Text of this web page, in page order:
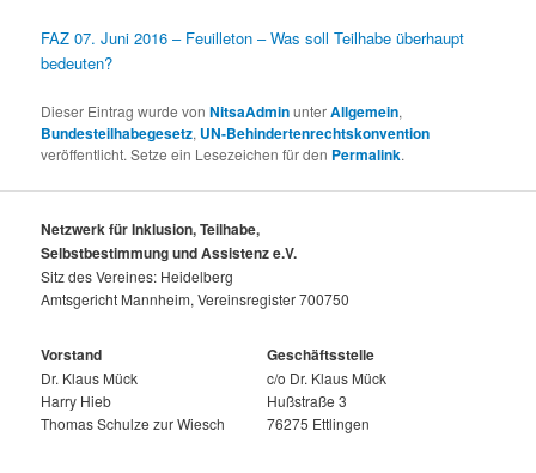
FAZ 07. Juni 2016 – Feuilleton – Was soll Teilhabe überhaupt
bedeuten?
Dieser Eintrag wurde vonNitsaAdminunterAllgemein,
Bundesteilhabegesetz, UN-Behindertenrechtskonvention
veröffentlicht. Setze ein Lesezeichen für den Permalink.
Netzwerk für Inklusion, Teilhabe,
Selbstbestimmung und Assistenz e.V.
Sitz des Vereines: Heidelberg
Amtsgericht Mannheim, Vereinsregister 700750
Vorstand Geschäftsstelle
Dr. Klaus Mück
c/o Dr. Klaus Mück
Harry Hieb
Hußstraße 3
Thomas Schulze zur Wiesch
76275 Ettlingen